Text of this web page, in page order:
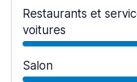
Restaurants et
voitures
Salon